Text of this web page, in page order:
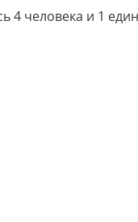
4 человека и 1